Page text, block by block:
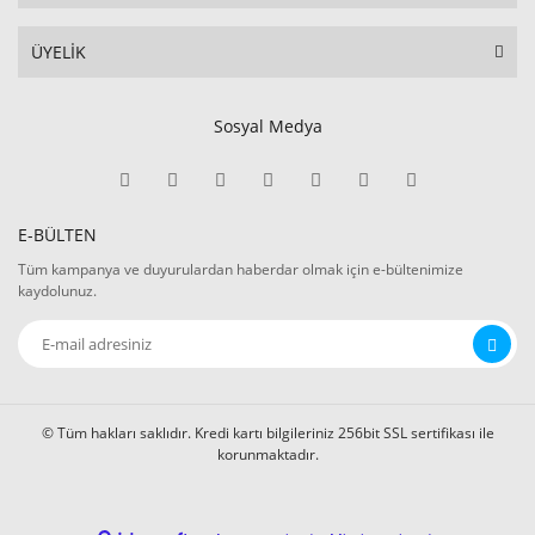
ÜYELİK
Sosyal Medya
E-BÜLTEN
Tüm kampanya ve duyurulardan haberdar olmak için e-bültenimize
kaydolunuz.
© Tüm hakları saklıdır. Kredi kartı bilgileriniz 256bit SSL sertifikası ile
korunmaktadır.